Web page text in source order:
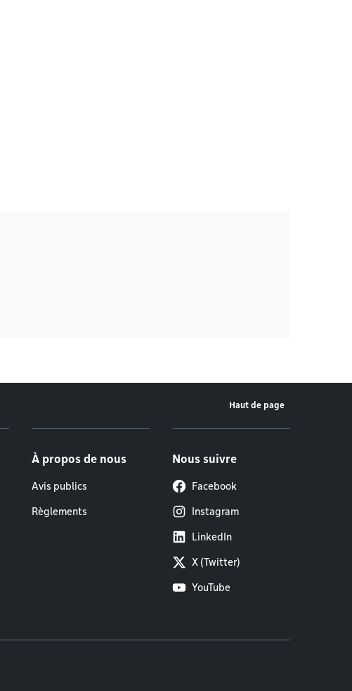
Haut de page
À propos de nous
Avis publics
Règlements
Nous suivre
Facebook
Instagram
LinkedIn
X (Twitter)
YouTube